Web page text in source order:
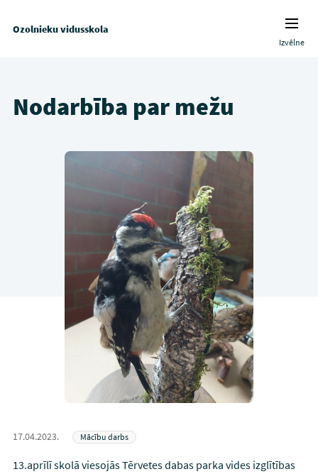
Ozolnieku vidusskola
Izvēlne
Nodarbība par mežu
17.04.2023. Mācību darbs
13.aprīlī skolā viesojās Tērvetes dabas parka vides izglītības